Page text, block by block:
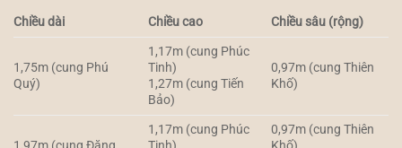
Chiều dài Chiều cao Chiều sâu (rộng)
1,75m (cung Phú
Quý)
1,17m (cung Phúc
Tinh)
1,27m (cung Tiến
Bảo)
0,97m (cung Thiên
Khố)
1,17m (cung Phúc
0,97m (cung Thiên